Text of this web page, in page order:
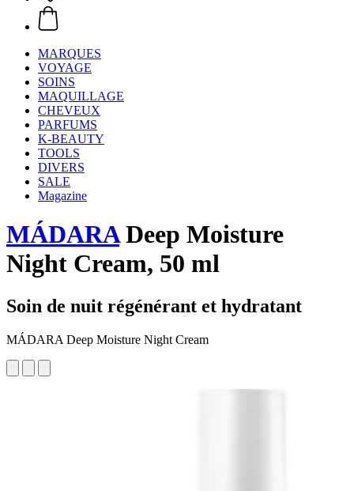
MARQUES
VOYAGE
SOINS
MAQUILLAGE
CHEVEUX
PARFUMS
K-BEAUTY
TOOLS
DIVERS
SALE
Magazine
MÁDARADeep Moisture
Night Cream, 50 ml
Soin de nuit régénérant et hydratant
MÁDARA Deep Moisture Night Cream